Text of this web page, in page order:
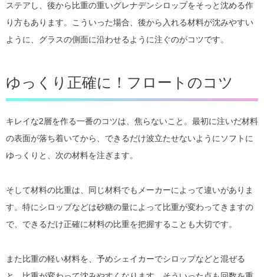
ステアし、後から比重の重いグレナデンシロップをそっと沈める作
り方もあります。こういった場合、後から入れる材料が沈みやすい
ように、グラスの側面に沿わせるように注ぐのがコツです。
ゆっくり正確に！フロートのコツ
キレイな2層を作る一番のコツは、焦らないこと。最初に注いだ材料
の表面が落ち着いてから、できるだけ波立たせないようにソフトに
ゆっくりと、次の材料を注ぎます。
そして材料の比重は、同じ材料でもメーカーによって違いがありま
す。特にシロップなどは砂糖の量によって比重が変わってきますの
で、できるだけ正確に材料の比重を把握することも大切です。
また比重の軽い材料を、予めシェイカーでシロップなどと混ぜる